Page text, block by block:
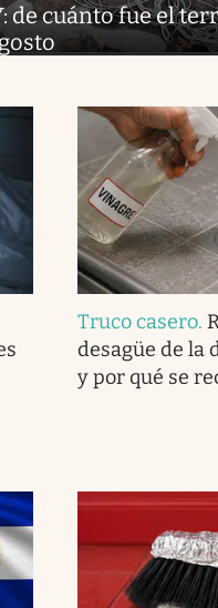
de cuánto fue el
Truco casero.
desagüe de la
y por qué se